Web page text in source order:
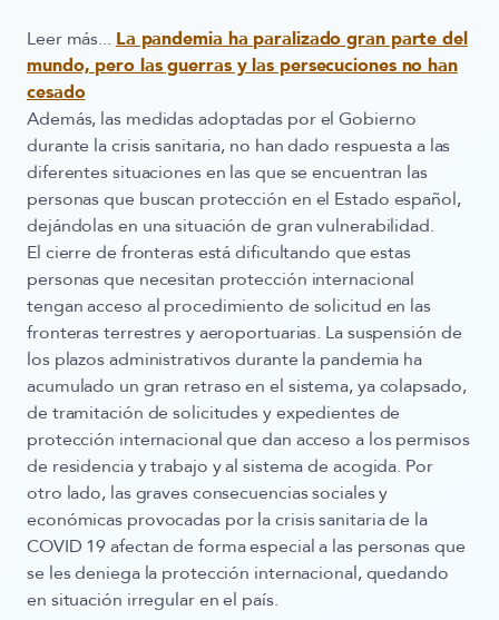
Leer más... La pandemia ha paralizado gran parte del
mundo, pero las guerras y las persecuciones no han
cesado
Además, las medidas adoptadas por el Gobierno
durante la crisis sanitaria, no han dado respuesta a las
diferentes situaciones en las que se encuentran las
personas que buscan protección en el Estado español,
dejándolas en una situación de gran vulnerabilidad.
El cierre de fronteras está dificultando que estas
personas que necesitan protección internacional
tengan acceso al procedimiento de solicitud en las
fronteras terrestres y aeroportuarias. La suspensión de
los plazos administrativos durante la pandemia ha
acumulado un gran retraso en el sistema, ya colapsado,
de tramitación de solicitudes y expedientes de
protección internacional que dan acceso a los permisos
de residencia y trabajo y al sistema de acogida. Por
otro lado, las graves consecuencias sociales y
económicas provocadas por la crisis sanitaria de la
COVID 19 afectan de forma especial a las personas que
se les deniega la protección internacional, quedando
en situación irregular en el país.